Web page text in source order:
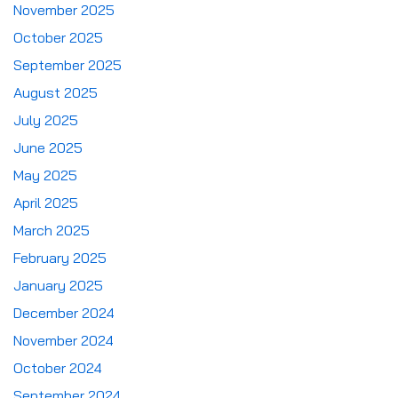
November 2025
October 2025
September 2025
August 2025
July 2025
June 2025
May 2025
April 2025
March 2025
February 2025
January 2025
December 2024
November 2024
October 2024